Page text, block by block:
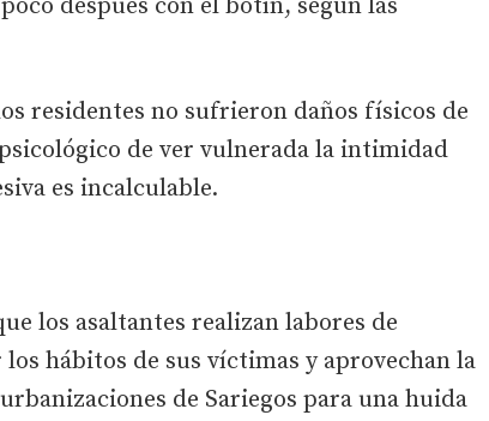
después con el botín, según las
residentes no sufrieron daños físicos de
de ver vulnerada la intimidad
es incalculable.
los asaltantes realizan labores de
hábitos de sus víctimas y aprovechan la
de Sariegos para una huida